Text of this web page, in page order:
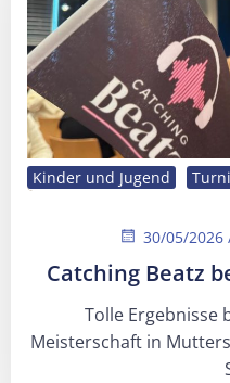
Kinder und Jugend
30/05/2026
Catching Beatz
Tolle Ergebnisse
Meisterschaft in